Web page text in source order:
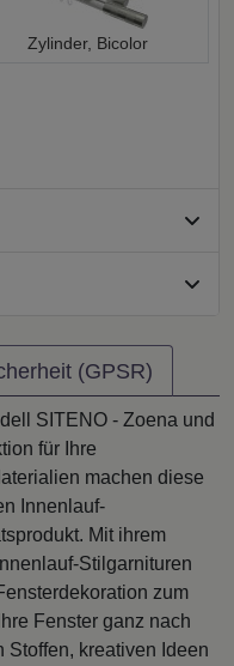
Zylinder, Bicolor
(GPSR)
SITENO - Zoena und
für Ihre
machen diese
Innenlauf-
Mit ihrem
Stilgarnituren
zum
Fenster ganz nach
Stoffen, kreativen Ideen